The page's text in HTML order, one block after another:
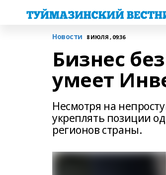
Новости 8 ИЮЛЯ , 09:36
Бизнес
умеет
Несмотря на
укреплять позиции
регионов страны.